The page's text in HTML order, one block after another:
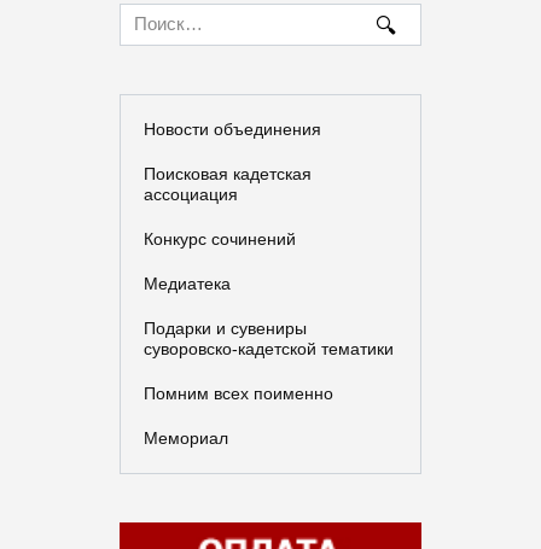
Search
for:
Новости объединения
Поисковая кадетская
ассоциация
Конкурс сочинений
Медиатека
Подарки и сувениры
суворовско-кадетской тематики
Помним всех поименно
Мемориал